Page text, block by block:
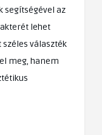
segítségével az
lehet
választék
meg, hanem